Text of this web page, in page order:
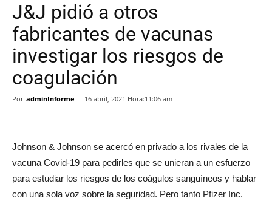
J&J pidió a otros
fabricantes de vacunas
investigar los riesgos de
coagulación
Por adminInforme - 16 abril, 2021 Hora:11:06 am
Johnson & Johnson se acercó en privado a los rivales de la
vacuna Covid-19 para pedirles que se unieran a un esfuerzo
para estudiar los riesgos de los coágulos sanguíneos y hablar
con una sola voz sobre la seguridad. Pero tanto Pfizer Inc.